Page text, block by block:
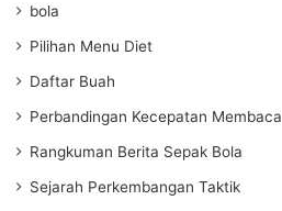
bola
Pilihan Menu Diet
Daftar Buah
Perbandingan Kecepatan Membaca
Rangkuman Berita Sepak Bola
Sejarah Perkembangan Taktik